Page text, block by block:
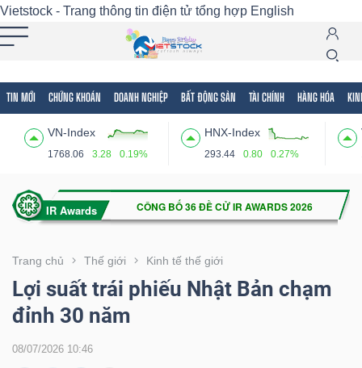
Vietstock - Trang thông tin điện tử tổng hợp English
TIN MỚI CHỨNG KHOÁN DOANH NGHIỆP BẤT ĐỘNG SẢN TÀI CHÍNH HÀNG HÓA
VN-Index
1768.06 3.28 0.19%
HNX-Index
293.44 0.80 0.27%
Trang chủ Thế giới Kinh tế thế giới
Lợi suất trái phiếu Nhật Bản chạm
đỉnh 30 năm
08/07/2026 10:46
Tất cả Tính năng Ngành Mã chứng khoán
Tính
(-)
VIETSTOCK
CHỨNG